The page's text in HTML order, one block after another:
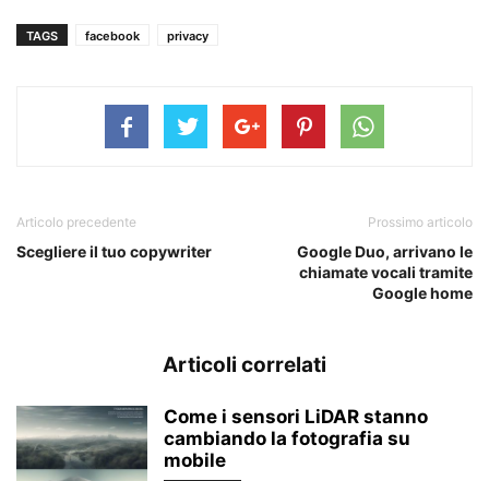
TAGS facebook privacy
Articolo precedente
Scegliere il tuo copywriter
Prossimo articolo
Google Duo, arrivano le
chiamate vocali tramite
Google home
Articoli correlati
Come i sensori LiDAR stanno
cambiando la fotografia su
mobile